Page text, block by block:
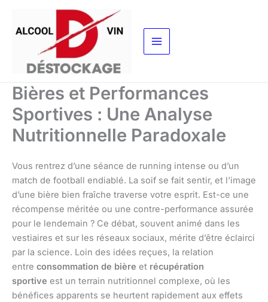
contenu
Bières et Performances
Sportives : Une Analyse
Nutritionnelle Paradoxale
Vous rentrez d’une séance de running intense ou d’un
match de football endiablé. La soif se fait sentir, et l’image
d’une bière bien fraîche traverse votre esprit. Est-ce une
récompense méritée ou une contre-performance assurée
pour le lendemain ? Ce débat, souvent animé dans les
vestiaires et sur les réseaux sociaux, mérite d’être éclairci
par la science. Loin des idées reçues, la relation
entre consommation de bière et récupération
sportive est un terrain nutritionnel complexe, où les
bénéfices apparents se heurtent rapidement aux effets